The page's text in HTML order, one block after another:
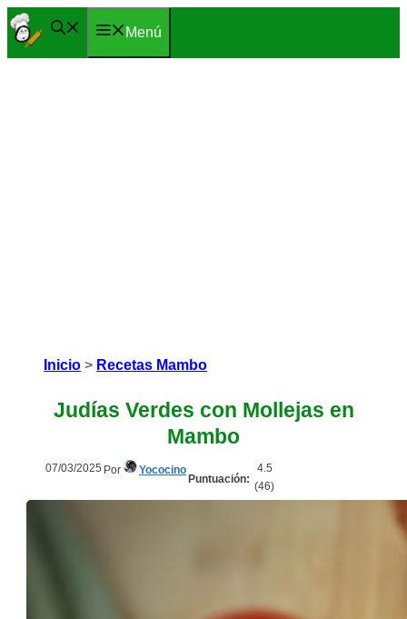
Saltar
al
Menú
Inicio > Recetas Mambo
Judías Verdes con Mollejas en
Mambo
07/03/2025 Por Yococino
Puntuación:
4.5
(46)